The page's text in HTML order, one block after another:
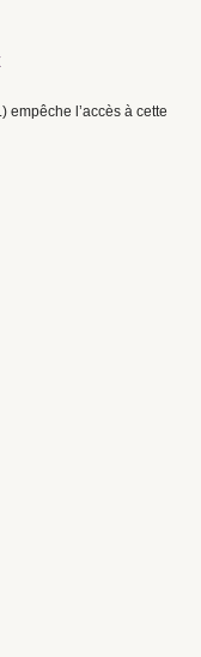
empêche l’accès à cette